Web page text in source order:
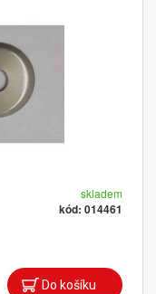
skladem
kód: 014461